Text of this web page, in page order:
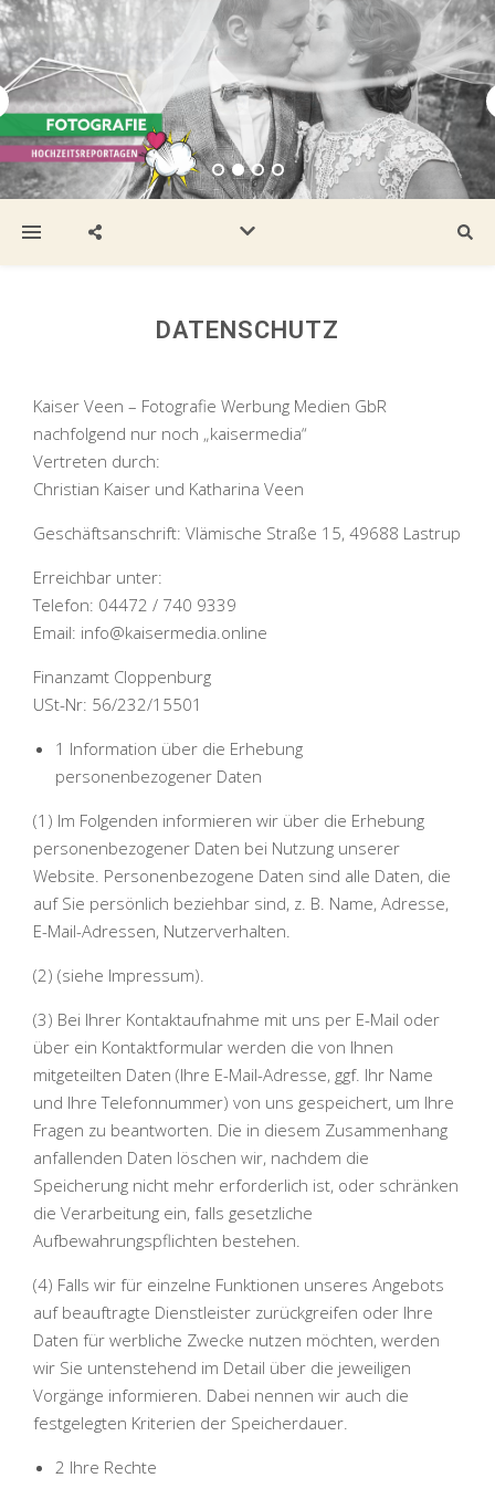
DATENSCHUTZ
Kaiser Veen – Fotografie Werbung Medien GbR
nachfolgend nur noch „kaisermedia“
Vertreten durch:
Christian Kaiser und Katharina Veen
Geschäftsanschrift: Vlämische Straße 15, 49688 Lastrup
Erreichbar unter:
Telefon: 04472 / 740 9339
Email: info@kaisermedia.online
Finanzamt Cloppenburg
USt-Nr: 56/232/15501
1 Information über die Erhebung
personenbezogener Daten
(1) Im Folgenden informieren wir über die Erhebung
personenbezogener Daten bei Nutzung unserer
Website. Personenbezogene Daten sind alle Daten, die
auf Sie persönlich beziehbar sind, z. B. Name, Adresse,
E-Mail-Adressen, Nutzerverhalten.
(2) (siehe Impressum).
(3) Bei Ihrer Kontaktaufnahme mit uns per E-Mail oder
über ein Kontaktformular werden die von Ihnen
mitgeteilten Daten (Ihre E-Mail-Adresse, ggf. Ihr Name
und Ihre Telefonnummer) von uns gespeichert, um Ihre
Fragen zu beantworten. Die in diesem Zusammenhang
anfallenden Daten löschen wir, nachdem die
Speicherung nicht mehr erforderlich ist, oder schränken
die Verarbeitung ein, falls gesetzliche
Aufbewahrungspflichten bestehen.
(4) Falls wir für einzelne Funktionen unseres Angebots
auf beauftragte Dienstleister zurückgreifen oder Ihre
Daten für werbliche Zwecke nutzen möchten, werden
wir Sie untenstehend im Detail über die jeweiligen
Vorgänge informieren. Dabei nennen wir auch die
festgelegten Kriterien der Speicherdauer.
2 Ihre Rechte